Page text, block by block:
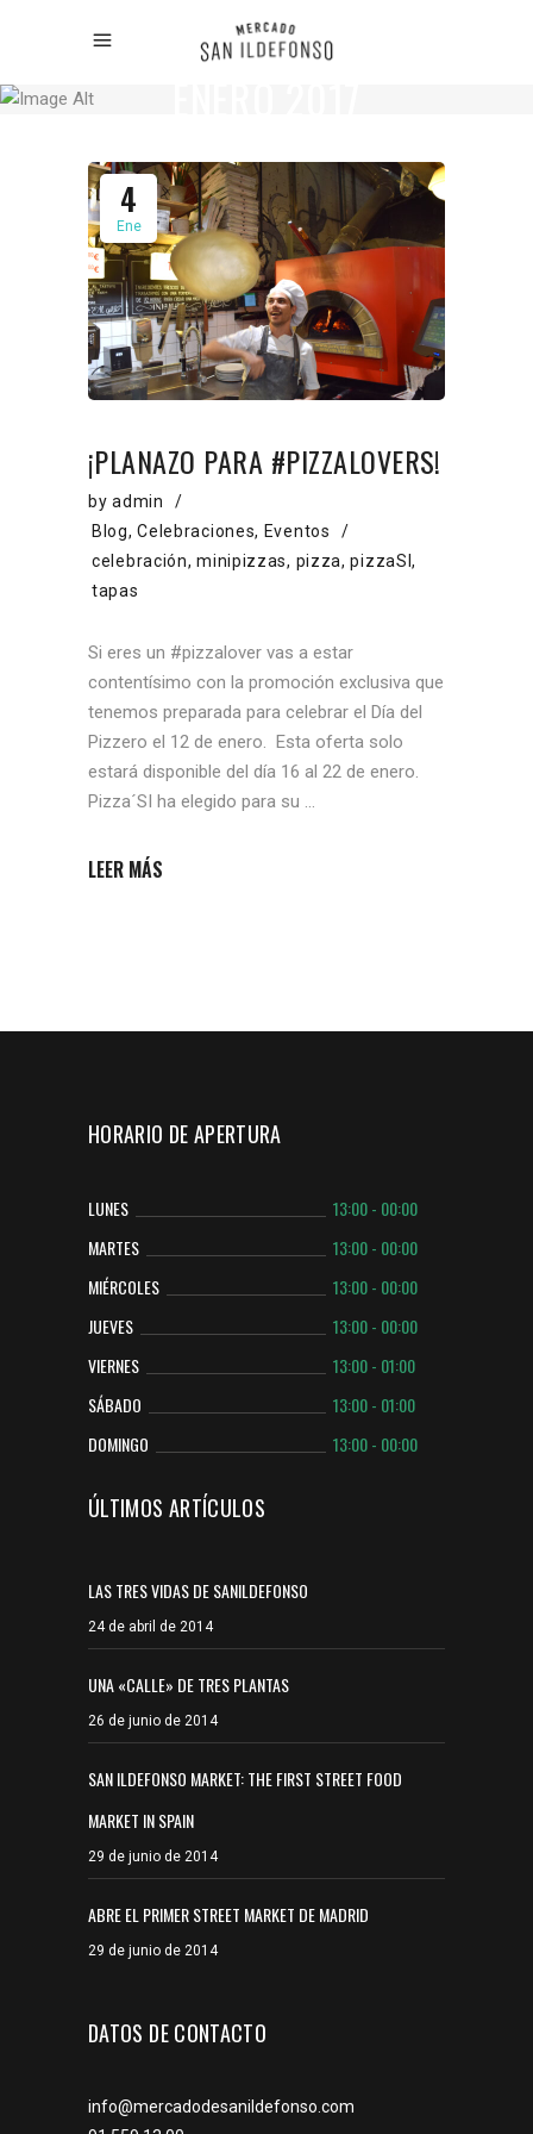
4
Ene
¡PLANAZO PARA #PIZZALOVERS!
byadmin
Blog,Celebraciones, Eventos
celebración,minipizzas, pizza,pizzaSI,
tapas
Si eres un #pizzalover vas a estar
contentísimo con la promoción exclusiva que
tenemos preparada para celebrar el Día del
Pizzero el 12 de enero. Esta oferta solo
estará disponible del día 16 al 22 de enero.
Pizza´SI ha elegido para su
LEER MÁS
HORARIO DE APERTURA
LUNES
13:00 - 00:00
MARTES
13:00 - 00:00
MIÉRCOLES
13:00 - 00:00
JUEVES
13:00 - 00:00
VIERNES
13:00 - 01:00
SÁBADO
13:00 - 01:00
DOMINGO
13:00 - 00:00
ÚLTIMOS ARTÍCULOS
LAS TRES VIDAS DE SANILDEFONSO
24 de abril de 2014
UNA «CALLE» DE TRES PLANTAS
26 de junio de 2014
SAN ILDEFONSO MARKET: THE FIRST STREET FOOD
MARKET IN SPAIN
29 de junio de 2014
ABRE EL PRIMER STREET MARKET DE MADRID
29 de junio de 2014
DATOS DE CONTACTO
info@mercadodesanildefonso.com